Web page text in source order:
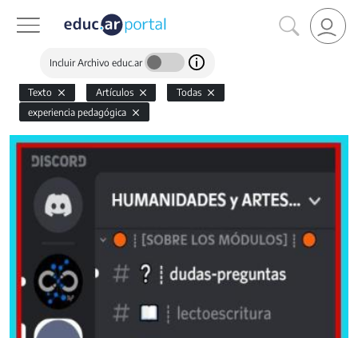
Incluir Archivo educ.ar
Texto Artículos
Todas
experiencia pedagógica